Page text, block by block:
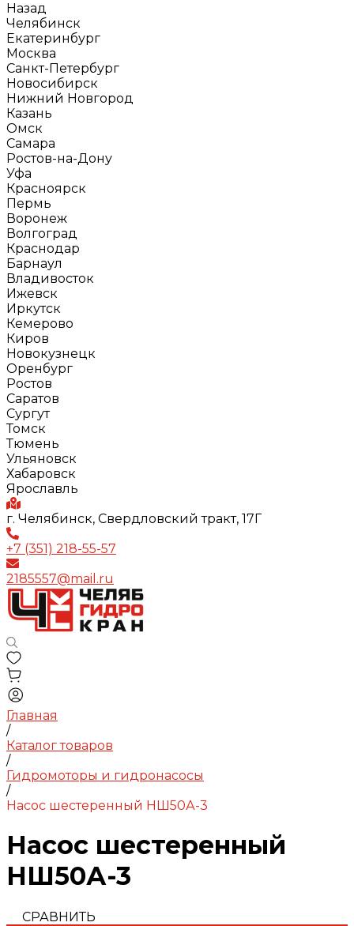
Назад
Челябинск
Екатеринбург
Москва
Санкт-Петербург
Новосибирск
Нижний Новгород
Казань
Омск
Самара
Ростов-на-Дону
Уфа
Красноярск
Пермь
Воронеж
Волгоград
Краснодар
Барнаул
Владивосток
Ижевск
Иркутск
Кемерово
Киров
Новокузнецк
Оренбург
Ростов
Саратов
Сургут
Томск
Тюмень
Ульяновск
Хабаровск
Ярославль
г. Челябинск, Свердловский тракт, 17Г
+7 (351) 218-55-57
2185557@mail.ru
Главная
/
Каталог товаров
/
Гидромоторы и гидронасосы
/
Насос шестеренный НШ50А-3
Насос шестеренный
НШ50А-3
СРАВНИТЬ